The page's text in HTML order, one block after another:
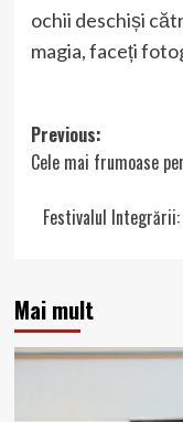
ochii deschiși
magia, faceți
Post
navigation
Previous:
Cele mai frumoase
Festivalul Integrării:
Mai mult